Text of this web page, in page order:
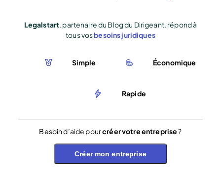
Legalstart, partenaire du Blog du Dirigeant, répond à
tous vosbesoins juridiques
Simple Économique
Rapide
Besoin d’aide pourcréer votre entreprise?
Créer mon entreprise